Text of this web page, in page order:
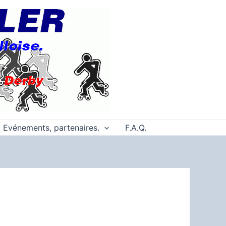
Evénements, partenaires. F.A.Q.